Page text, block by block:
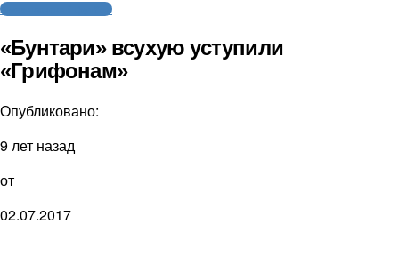
Американский футбол
«Бунтари» всухую уступили
«Грифонам»
Опубликовано:
9 лет назад
от
02.07.2017